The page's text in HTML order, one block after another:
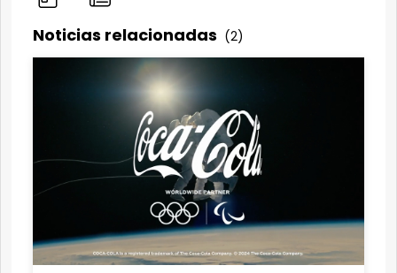
Noticias relacionadas (2)